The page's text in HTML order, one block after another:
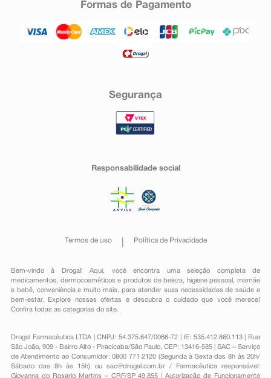
Formas de Pagamento
Segurança
Responsabilidade social
Termos de uso Política de Privacidade
Bem-vindo à Drogal! Aqui, você encontra uma seleção completa de
medicamentos , dermocosméticos e produtos de beleza, higiene pessoal ,mamãe
e bebê, conveniênciae muito mais, para atender suas necessidades de saúde e
bem-estar. Explore nossas ofertas e descubra o cuidado que você merece!
Confira todas as categorias do site.
Drogal Farmacêutica LTDA | CNPJ: 54.375.647/0066-72 | IE: 535.412.860.113 | Rua
São João, 909 - Bairro Alto - Piracicaba/São Paulo, CEP: 13416-585 | SAC – Serviço
de Atendimento ao Consumidor: 0800 771 2120 (Segunda à Sexta das 8h às 20h/
Sábado das 8h às 15h) ou sac@drogal.com.br/ Farmacêutica responsável:
Giovanna do Rosario Martins – CRF/SP 49.855 | Autorização de Funcionamento